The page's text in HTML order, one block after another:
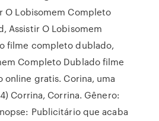
O Lobisomem Completo
Assistir O Lobisomem
filme completo dublado,
Completo Dublado filme
gratis. Corina, uma
Corrina, Corrina. Gênero:
Publicitário que acaba